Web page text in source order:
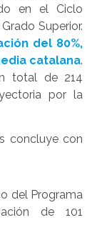
en el Ciclo
Superior.
del 80%,
catalana.
total de 214
por la
concluye con
del Programa
de 101